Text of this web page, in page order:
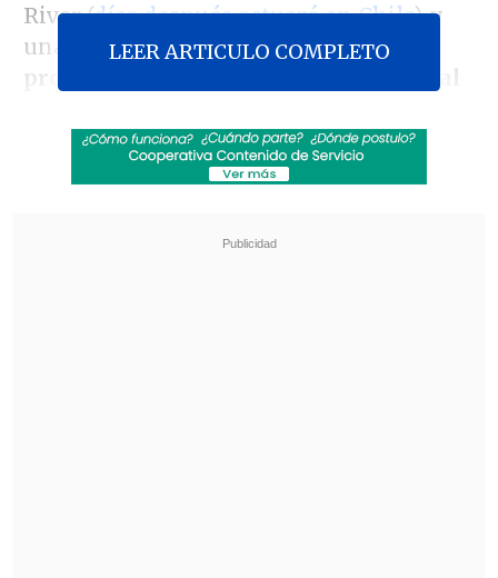
River (días después actuará en Chile) y
una semana antes informó quetiene
problemas de alojamiento en la capital
protagonistas: cuándo se estrena su segunda
LEER ARTICULO COMPLETO